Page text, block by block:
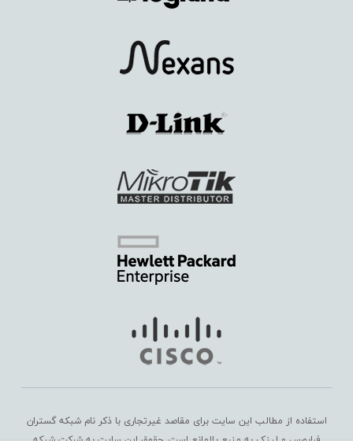
استفاده از مطالب این سایت برای مقاصد غیرتجاری با ذکر نام شبکه گستران
فرابورس و لینک به منبع بلامانع است. حقوق این سایت بهشرکت شبکه